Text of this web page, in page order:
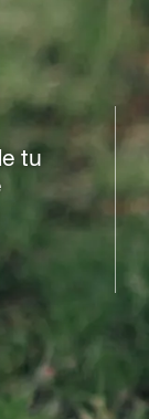
tu